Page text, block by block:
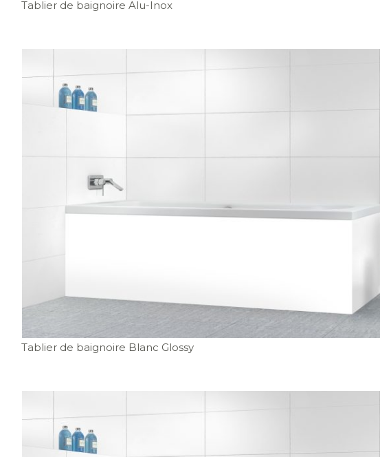
Tablier de baignoire Alu-Inox
Tablier de baignoire Blanc Glossy